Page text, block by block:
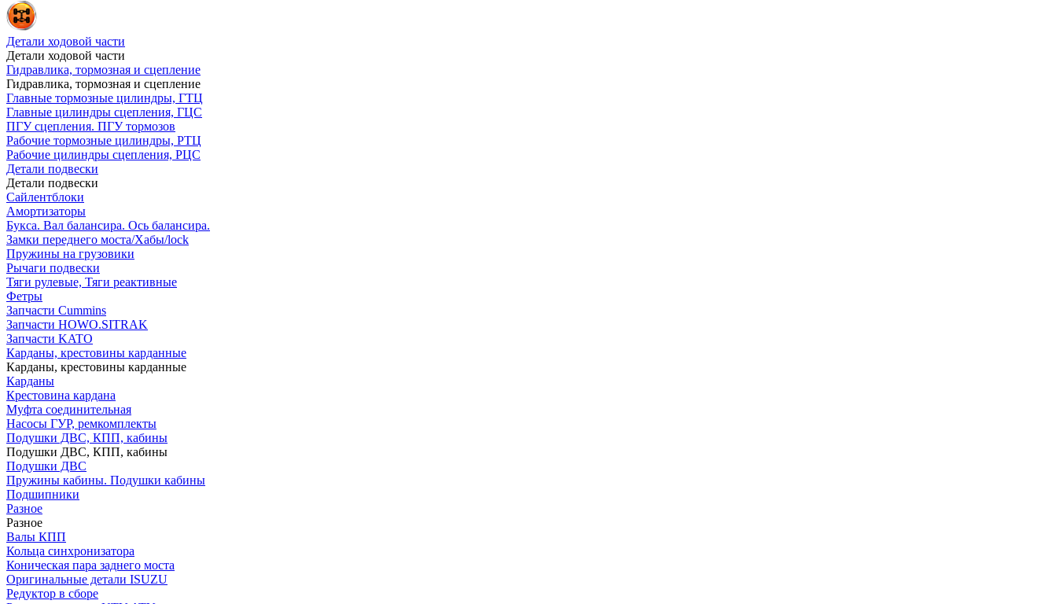
Детали ходовой части
Детали ходовой части
Гидравлика, тормозная и сцепление
Гидравлика, тормозная и сцепление
Главные тормозные цилиндры, ГТЦ
Главные цилиндры сцепления, ГЦС
ПГУ сцепления. ПГУ тормозов
Рабочие тормозные цилиндры, РТЦ
Рабочие цилиндры сцепления, РЦС
Детали подвески
Детали подвески
Cайлентблоки
Амортизаторы
Букса. Вал балансира. Ось балансира.
Замки переднего моста/Хабы/lock
Пружины на грузовики
Рычаги подвески
Тяги рулевые, Тяги реактивные
Фетры
Запчасти Cummins
Запчасти HOWO.SITRAK
Запчасти KATO
Карданы, крестовины карданные
Карданы, крестовины карданные
Карданы
Крестовина кардана
Муфта соединительная
Насосы ГУР, ремкомплекты
Подушки ДВС, КПП, кабины
Подушки ДВС, КПП, кабины
Подушки ДВС
Пружины кабины. Подушки кабины
Подшипники
Разное
Разное
Валы КПП
Кольца синхронизатора
Коническая пара заднего моста
Оригинальные детали ISUZU
Редуктор в сборе